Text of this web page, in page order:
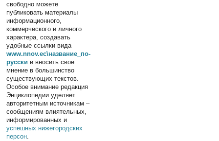
свободно можете
публиковать материалы
информационного,
коммерческого и личного
характера, создавать
удобные ссылки вида
www.nnov.ec\название_по-
русски и вносить свое
мнение в большинство
существующих текстов.
Особое внимание редакция
Энциклопедии уделяет
авторитетным источникам –
сообщениям влиятельных,
информированных и
успешных нижегородских
персон.